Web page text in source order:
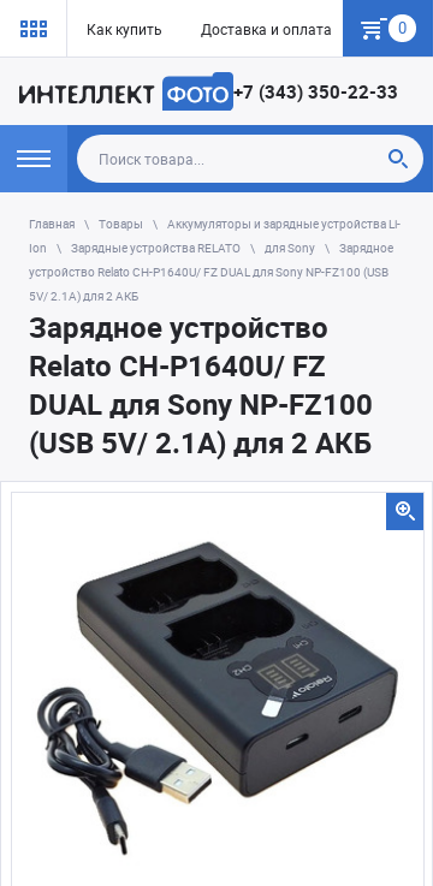
Как купить Доставка и оплата Гарантия
0
+7 (343) 350-22-33
Главная Товары
Аккумуляторы и зарядные устройства Li-
Ion
Зарядные устройства RELATO для Sony
Зарядное
устройство Relato CH-P1640U/ FZ DUAL для Sony NP-FZ100 (USB
5V/ 2.1A) для 2 АКБ
Зарядное устройство
Relato CH-P1640U/ FZ
DUAL для Sony NP-FZ100
(USB 5V/ 2.1A) для 2 АКБ